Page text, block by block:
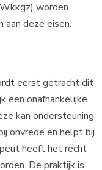
worden
deze eisen.
eerst getracht dit
een onafhankelijke
kan ondersteuning
onvrede en helpt bij
heeft het recht
De praktijk is